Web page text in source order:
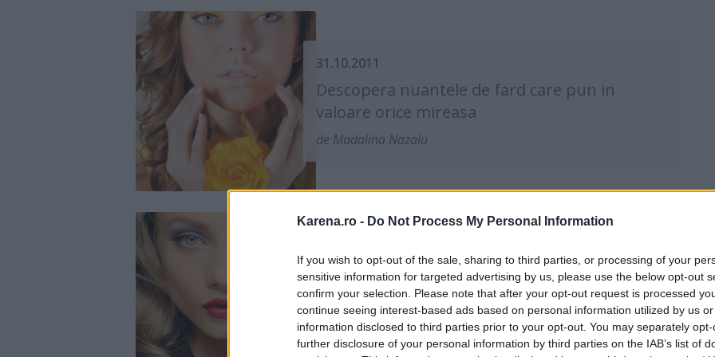
Karena.ro - Do Not Process My Personal Information
If you wish to opt-out of the sale, sharing to third parties, or processing of your
sensitive information for targeted advertising by us, please use the below opt-out
confirm your selection. Please note that after your opt-out request is processed
continue seeing interest-based ads based on personal information utilized by us
information disclosed to third parties prior to your opt-out. You may separately
further disclosure of your personal information by third parties on the IAB’s list of
31.10.2011
Descopera nuantele de fard care pun in
valoare orice mireasa
de Madalina Nazalu
09.10.2011
10 produse de make-up indispensabile, pe
care uiti sa le folosesti
de Madalina Nazalu